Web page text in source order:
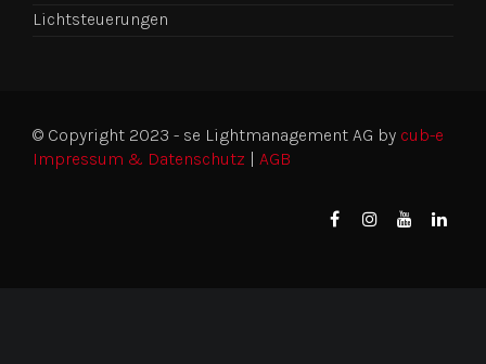
Lichtsteuerungen
© Copyright 2023 - se Lightmanagement AG by cub-e
Impressum & Datenschutz
AGB